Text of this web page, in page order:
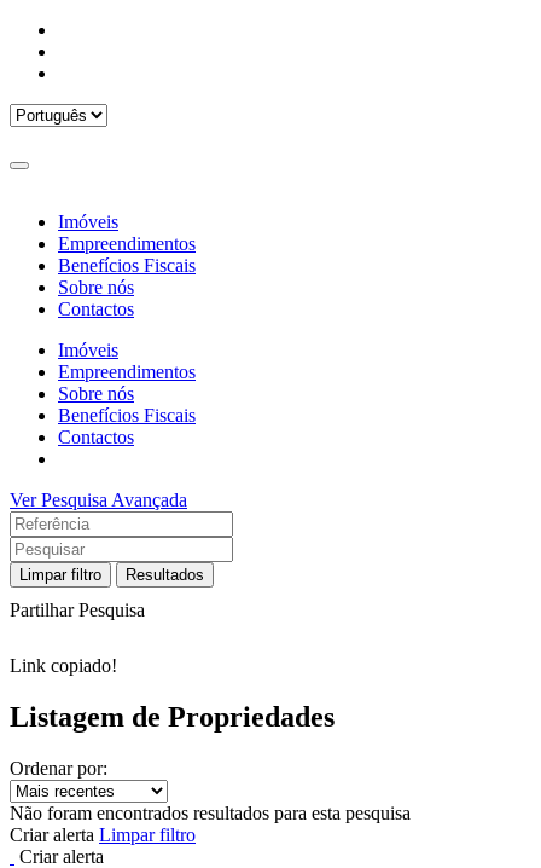
Imóveis
Empreendimentos
Benefícios Fiscais
Sobre nós
Contactos
Imóveis
Empreendimentos
Sobre nós
Benefícios Fiscais
Contactos
Ver Pesquisa Avançada
Limpar filtro Resultados
Partilhar Pesquisa
Link copiado!
Listagem de Propriedades
Ordenar por:
Não foram encontrados resultados para esta pesquisa
Criar alerta Limpar filtro
Criar alerta